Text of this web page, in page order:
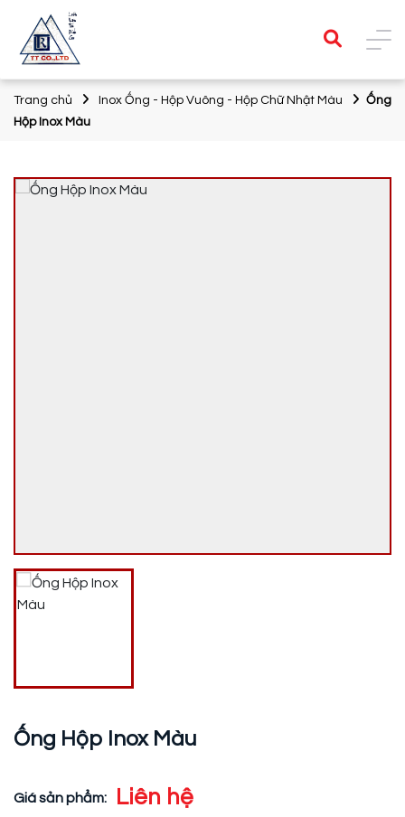
Trang chủ Inox Ống - Hộp Vuông - Hộp Chữ Nhật Màu
Ống
Hộp Inox Màu
Ống Hộp Inox Màu
Giá sản phẩm: Liên hệ